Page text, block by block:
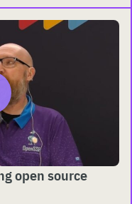
open source